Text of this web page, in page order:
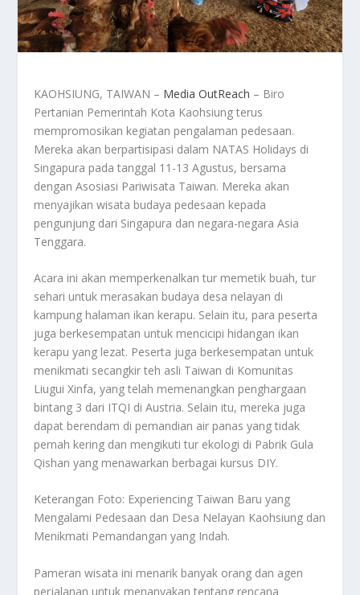
KAOHSIUNG, TAIWAN – Media OutReach – Biro
Pertanian Pemerintah Kota Kaohsiung terus
mempromosikan kegiatan pengalaman pedesaan.
Mereka akan berpartisipasi dalam NATAS Holidays di
Singapura pada tanggal 11-13 Agustus, bersama
dengan Asosiasi Pariwisata Taiwan. Mereka akan
menyajikan wisata budaya pedesaan kepada
pengunjung dari Singapura dan negara-negara Asia
Tenggara.
Acara ini akan memperkenalkan tur memetik buah, tur
sehari untuk merasakan budaya desa nelayan di
kampung halaman ikan kerapu. Selain itu, para peserta
juga berkesempatan untuk mencicipi hidangan ikan
kerapu yang lezat. Peserta juga berkesempatan untuk
menikmati secangkir teh asli Taiwan di Komunitas
Liugui Xinfa, yang telah memenangkan penghargaan
bintang 3 dari ITQI di Austria. Selain itu, mereka juga
dapat berendam di pemandian air panas yang tidak
pernah kering dan mengikuti tur ekologi di Pabrik Gula
Qishan yang menawarkan berbagai kursus DIY.
Keterangan Foto: Experiencing Taiwan Baru yang
Mengalami Pedesaan dan Desa Nelayan Kaohsiung dan
Menikmati Pemandangan yang Indah.
Pameran wisata ini menarik banyak orang dan agen
perjalanan untuk menanyakan tentang rencana